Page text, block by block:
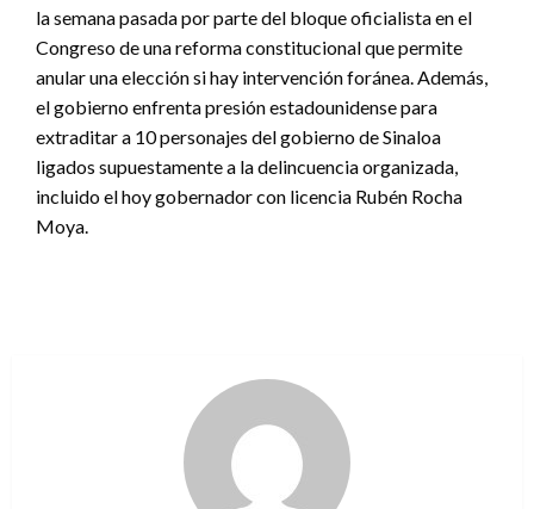
la semana pasada por parte del bloque oficialista en el
Congreso de una reforma constitucional que permite
anular una elección si hay intervención foránea. Además,
el gobierno enfrenta presión estadounidense para
extraditar a 10 personajes del gobierno de Sinaloa
ligados supuestamente a la delincuencia organizada,
incluido el hoy gobernador con licencia Rubén Rocha
Moya.